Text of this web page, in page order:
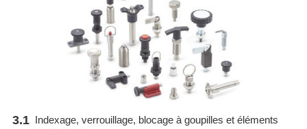
3.1 Indexage, verrouillage, blocage à goupilles et éléments